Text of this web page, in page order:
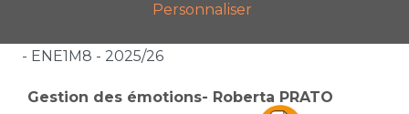
Boutique
Catalogue général
- ENE1M8 - 2025/26
Gestion des émotions- Roberta PRATO
Personnaliser